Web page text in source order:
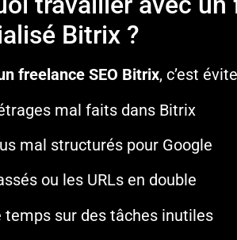
Bitrix ?
freelance SEO Bitrix, c’est
mal faits dans Bitrix
mal structurés pour Google
ou les URLs en double
temps sur des tâches inutiles